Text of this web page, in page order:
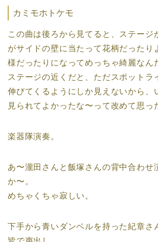
カミモホトケモ
この曲は後ろから見てると、ステージ
がサイドの壁に当たって花柄だったり
様だったりになってめっちゃ綺麗なん
ステージの近くだと、ただスポットラ
伸びてくるようにしか見えないから、
見られてよかったな〜って改めて思っ
楽器隊演奏。
あ〜瀧田さんと飯塚さんの背中合わせ
か〜。
めちゃくちゃ寂しい。
下手から青いダンベルを持った紀章さ